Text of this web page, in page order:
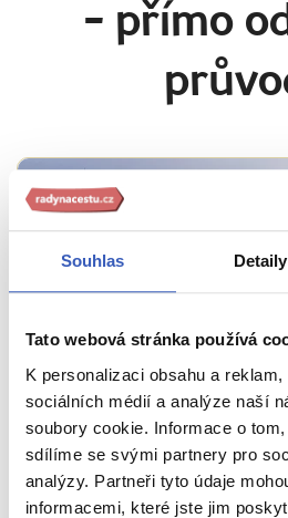
Souhlas Detaily
Tato webová stránka používá
K personalizaci obsahu a
sociálních médií a analýze naší
soubory cookie. Informace o
sdílíme se svými partnery pro
analýzy. Partneři tyto údaje
informacemi, které jste jim
- přímo
Inspirace
5 nejkrásnějších
Pobaltí: národní parky,
duny